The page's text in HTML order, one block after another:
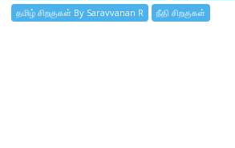
தமிழ் சிறகுகள் By Saravvanan R
நீதி சிறகுகள்